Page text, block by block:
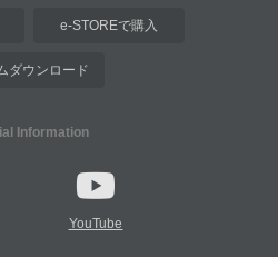
e-STOREで購入
ダウンロード
Information
YouTube